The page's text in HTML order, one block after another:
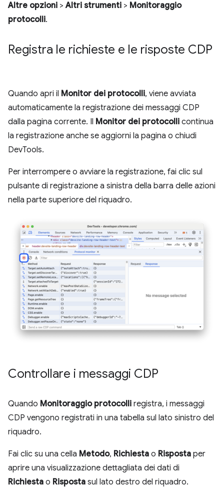
Altre opzioni >Altri strumenti > Monitoraggio
protocolli.
Registra le richieste e le risposte CDP
Quando apri il Monitor dei protocolli, viene avviata
automaticamente la registrazione dei messaggi CDP
dalla pagina corrente. Il Monitor dei protocolli continua
la registrazione anche se aggiorni la pagina o chiudi
DevTools.
Per interrompere o avviare la registrazione, fai clic sul
pulsante di registrazione a sinistra della barra delle azioni
nella parte superiore del riquadro.
Controllare i messaggi CDP
Quando Monitoraggio protocolli registra, i messaggi
CDP vengono registrati in una tabella sul lato sinistro del
riquadro.
Fai clic su una cella Metodo, Richiesta o Risposta per
aprire una visualizzazione dettagliata dei dati di
Richiesta o Risposta sul lato destro del riquadro.